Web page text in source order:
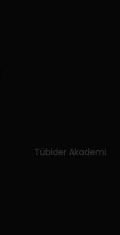
Tübider Akademi